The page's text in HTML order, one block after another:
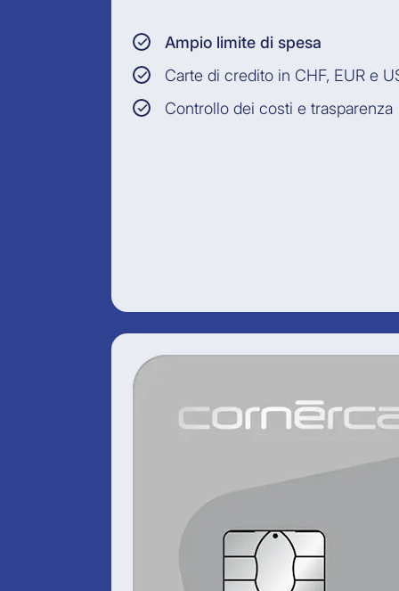
Ampio limite di spesa
Carte di credito in CHF, EUR e
Controllo dei costi e trasparenza